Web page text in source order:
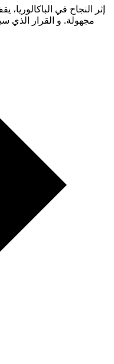
إثر النجاح في
مجهولة. و القرار الذي